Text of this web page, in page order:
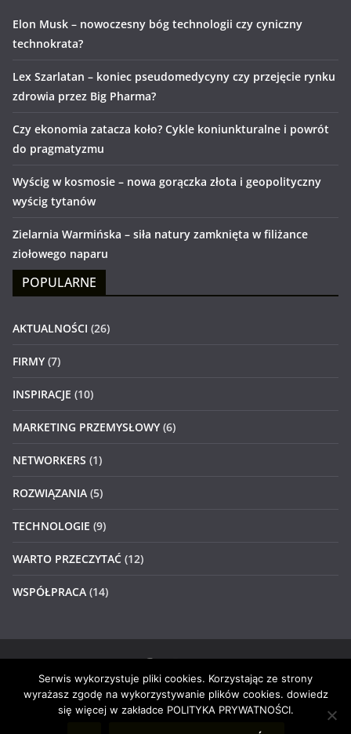
Elon Musk – nowoczesny bóg technologii czy cyniczny
technokrata?
Lex Szarlatan – koniec pseudomedycyny czy przejęcie rynku
zdrowia przez Big Pharma?
Czy ekonomia zatacza koło? Cykle koniunkturalne i powrót
do pragmatyzmu
Wyścig w kosmosie – nowa gorączka złota i geopolityczny
wyścig tytanów
Zielarnia Warmińska – siła natury zamknięta w filiżance
ziołowego naparu
POPULARNE
AKTUALNOŚCI (26)
FIRMY (7)
INSPIRACJE (10)
MARKETING PRZEMYSŁOWY (6)
NETWORKERS (1)
ROZWIĄZANIA (5)
TECHNOLOGIE (9)
WARTO PRZECZYTAĆ (12)
WSPÓŁPRACA (14)
Prawa autorskie © 2026#4networkers. Wszystkie prawa
zastrzeżone.
Serwis wykorzystuje pliki cookies. Korzystając ze strony
wyrażasz zgodę na wykorzystywanie plików cookies. dowiedz
się więcej w zakładce POLITYKA PRYWATNOŚCI.